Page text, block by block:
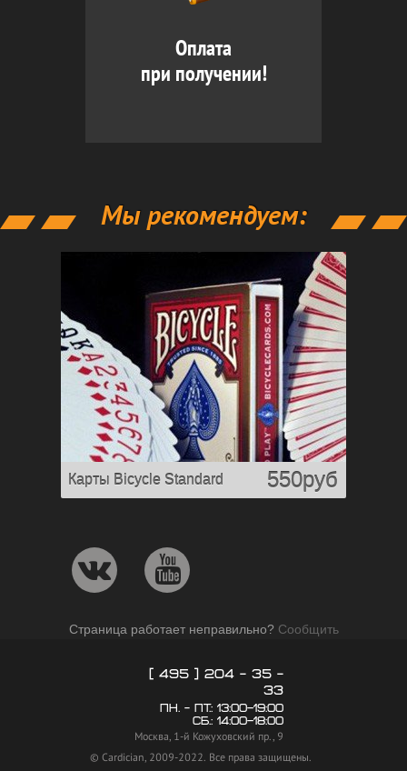
Оплата
при получении!
Мы рекомендуем:
Карты Bicycle Standard 550руб
Страница работает неправильно? Сообщить
[ 495 ] 204 - 35 -
33
пн. - пт.: 13:00–19:00
сб.: 14:00–18:00
Москва, 1-й Кожуховский пр., 9
© Cardician, 2009-2022. Все права защищены.